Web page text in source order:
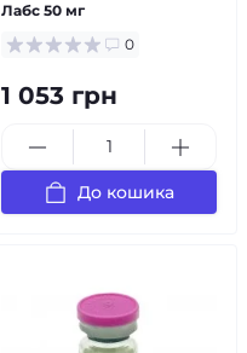
Лабс 50 мг
0
1 053 грн
До кошика